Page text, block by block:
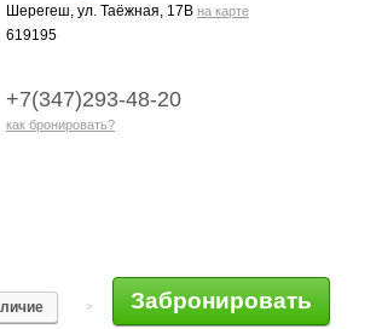
Шерегеш, ул. Таёжная, 17В на карте
619195
+7(347)293-48-20
как бронировать?
>